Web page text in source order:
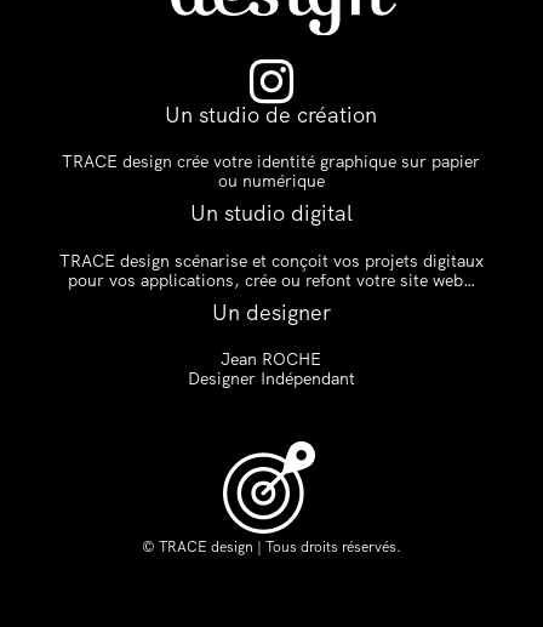

Un studio de création
TRACE design crée votre identité graphique sur papier
ou numérique
Un studio digital
TRACE design scénarise et conçoit vos projets digitaux
pour vos applications, crée ou refont votre site web…
Un designer
Jean ROCHE
Designer Indépendant
© TRACE design | Tous droits réservés.